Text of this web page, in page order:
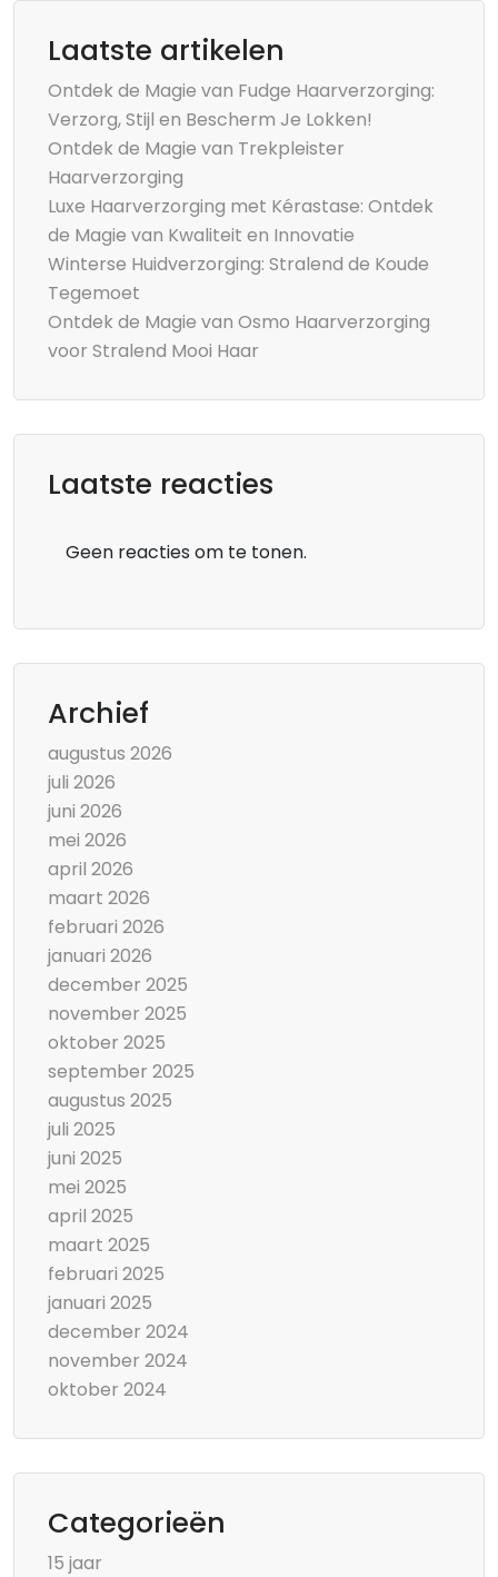
Laatste artikelen
Ontdek de Magie van Fudge Haarverzorging:
Verzorg, Stijl en Bescherm Je Lokken!
Ontdek de Magie van Trekpleister
Haarverzorging
Luxe Haarverzorging met Kérastase: Ontdek
de Magie van Kwaliteit en Innovatie
Winterse Huidverzorging: Stralend de Koude
Tegemoet
Ontdek de Magie van Osmo Haarverzorging
voor Stralend Mooi Haar
Laatste reacties
Geen reacties om te tonen.
Archief
augustus 2026
juli 2026
juni 2026
mei 2026
april 2026
maart 2026
februari 2026
januari 2026
december 2025
november 2025
oktober 2025
september 2025
augustus 2025
juli 2025
juni 2025
mei 2025
april 2025
maart 2025
februari 2025
januari 2025
december 2024
november 2024
oktober 2024
Categorieën
15 jaar